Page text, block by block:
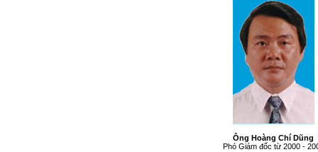
Ông Hoàng Chí Dũng
Phó Giám đốc từ 2000 -